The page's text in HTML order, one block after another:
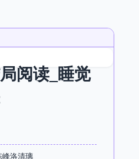
阅读_睡觉
峰洛清璃